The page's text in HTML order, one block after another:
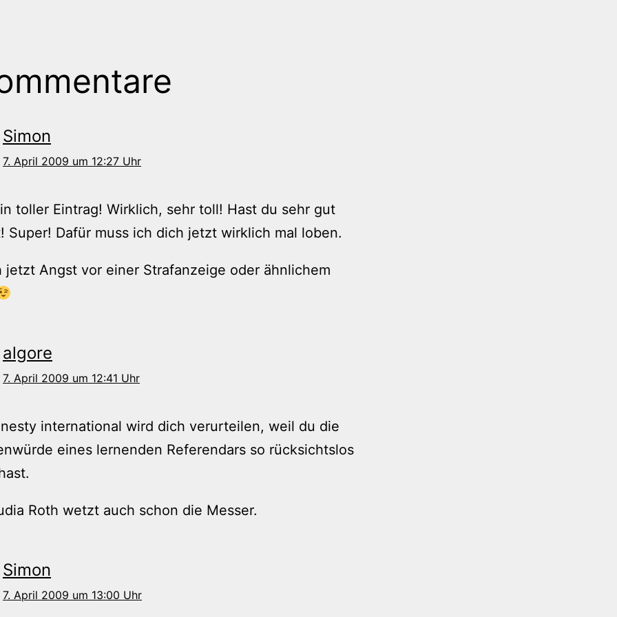
Simon
7. April 2009 um 12:27 Uhr
toller Eintrag! Wirklich, sehr toll! Hast du sehr gut
Super! Dafür muss ich dich jetzt wirklich mal loben.
jetzt Angst vor einer Strafanzeige oder ähnlichem
algore
7. April 2009 um 12:41 Uhr
international wird dich verurteilen, weil du die
eines lernenden Referendars so rücksichtslos
Roth wetzt auch schon die Messer.
Simon
7. April 2009 um 13:00 Uhr